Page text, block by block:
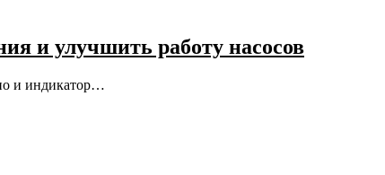
и улучшить работу насосов
и индикатор…